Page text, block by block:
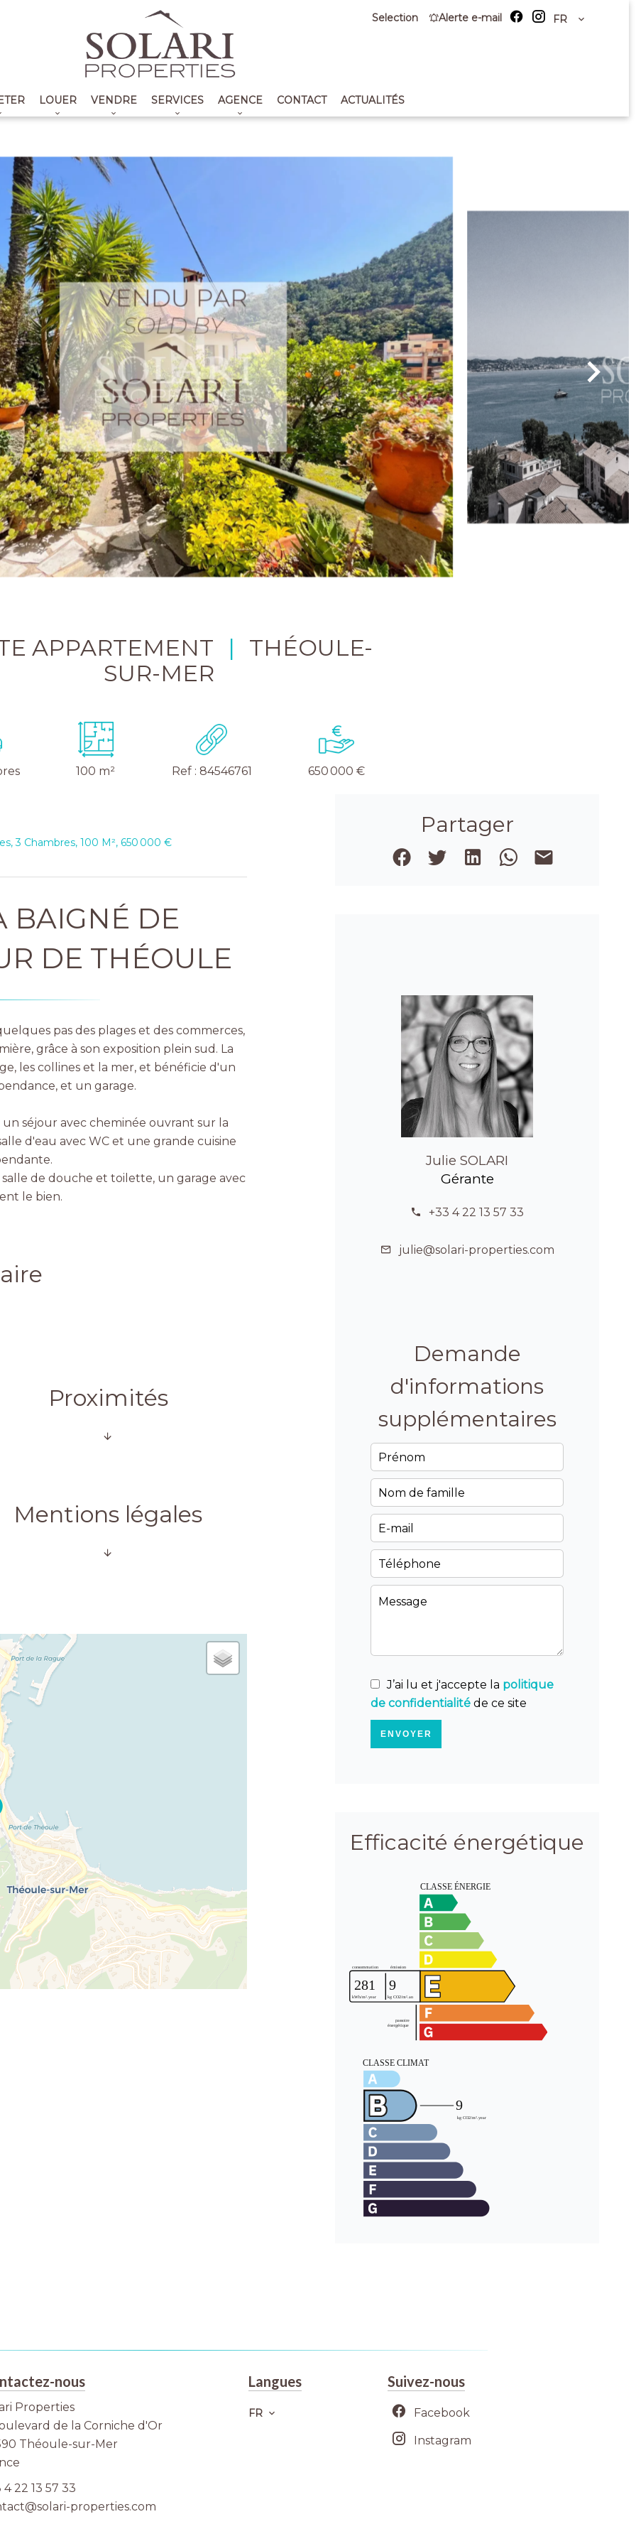
Selection Alerte e-mail FR
LOUER VENDRE SERVICES AGENCE CONTACT ACTUALITÉS
APPARTEMENT |
THÉOULE-
SUR-MER
100 m² Ref : 84546761 650 000 €
3 Chambres, 100 M², 650 000 €
BAIGNÉ DE
DE THÉOULE
pas des plages et des commerces,
grâce à son exposition plein sud. La
les collines et la mer, et bénéficie d'un
et un garage.
séjour avec cheminée ouvrant sur la
d'eau avec WC et une grande cuisine
de douche et toilette, un garage avec
le bien.
Proximités
Mentions légales
Partager
Julie SOLARI
Gérante
+33 4 22 13 57 33
julie@solari-properties.com
Demande
d'informations
supplémentaires
J’ai lu et j'accepte la politique
de confidentialité de ce site
ENVOYER
Efficacité énergétique
nous
Properties
de la Corniche d'Or
Théoule-sur-Mer
4 22 13 57 33
properties.com
Langues
FR
Suivez-nous
Facebook
Instagram